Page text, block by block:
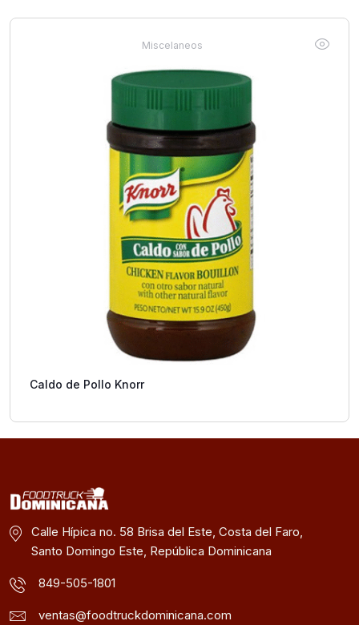
Miscelaneos
Caldo de Pollo Knorr
Calle Hípica no. 58 Brisa del Este, Costa del Faro,
Santo Domingo Este, República Dominicana
849-505-1801
ventas@foodtruckdominicana.com